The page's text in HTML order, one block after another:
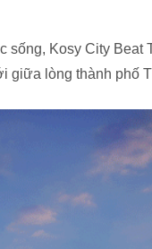
sống, Kosy City Beat
giữa lòng thành phố